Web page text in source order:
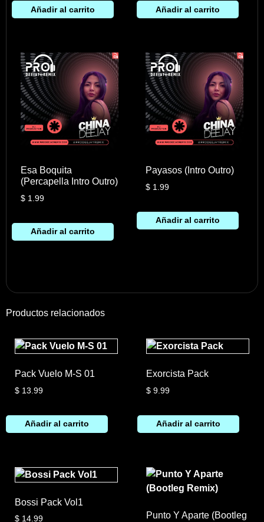
Añadir al carrito Añadir al carrito
Esa Boquita
(Percapella Intro Outro)
$1.99
Añadir al carrito
Payasos (Intro Outro)
$ 1.99
Añadir al carrito
Productos relacionados
Pack Vuelo M-S 01
$ 13.99
Añadir al carrito
Exorcista Pack
$9.99
Añadir al carrito
Bossi Pack Vol1
$ 14.99
Punto Y Aparte (Bootleg